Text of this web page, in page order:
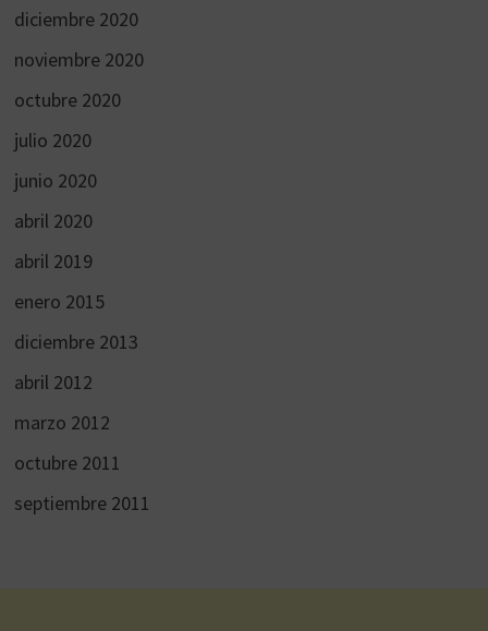
diciembre 2020
noviembre 2020
octubre 2020
julio 2020
junio 2020
abril 2020
abril 2019
enero 2015
diciembre 2013
abril 2012
marzo 2012
octubre 2011
septiembre 2011